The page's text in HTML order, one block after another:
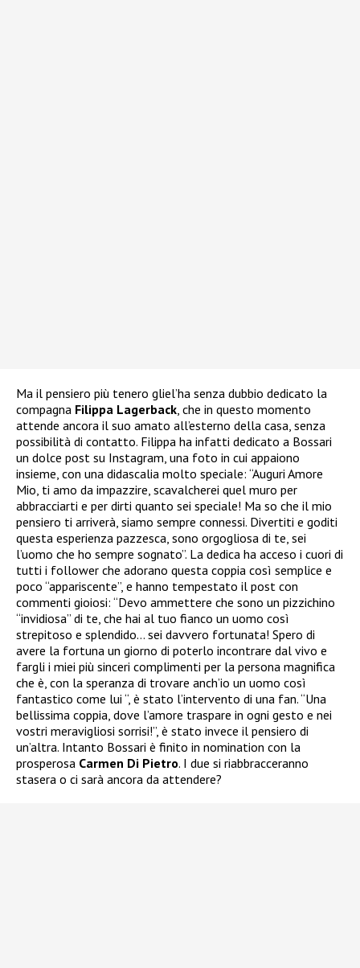
Ma il pensiero più tenero gliel’ha senza dubbio dedicato la
compagna Filippa Lagerback , che in questo momento
attende ancora il suo amato all’esterno della casa, senza
possibilità di contatto. Filippa ha infatti dedicato a Bossari
un dolce post su Instagram, una foto in cui appaiono
insieme, con una didascalia molto speciale: “Auguri Amore
Mio, ti amo da impazzire, scavalcherei quel muro per
abbracciarti e per dirti quanto sei speciale! Ma so che il mio
pensiero ti arriverà, siamo sempre connessi. Divertiti e goditi
questa esperienza pazzesca, sono orgogliosa di te, sei
l’uomo che ho sempre sognato”. La dedica ha acceso i cuori di
tutti i follower che adorano questa coppia così semplice e
poco “appariscente”, e hanno tempestato il post con
commenti gioiosi: “Devo ammettere che sono un pizzichino
“invidiosa” di te, che hai al tuo fianco un uomo così
strepitoso e splendido… sei davvero fortunata! Spero di
avere la fortuna un giorno di poterlo incontrare dal vivo e
fargli i miei più sinceri complimenti per la persona magnifica
che è, con la speranza di trovare anch’io un uomo così
fantastico come lui “, è stato l’intervento di una fan. “Una
bellissima coppia, dove l’amore traspare in ogni gesto e nei
vostri meravigliosi sorrisi!”, è stato invece il pensiero di
un’altra. Intanto Bossari è finito in nomination con la
prosperosa Carmen Di Pietro. I due si riabbracceranno
stasera o ci sarà ancora da attendere?